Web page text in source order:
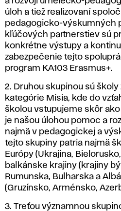
úloh a tiež realizovaní
pedagogicko-výskumných
kľúčových partnerstiev sú
konkrétne výstupy a
zabezpečenie tejto
program KA103 Erasmus+.
2. Druhou skupinou sú
kategórie Misia, kde do
školou vstupujeme skôr
je našou úlohou pomoc a
najmä v pedagogickej a
tejto skupiny patria najmä
Európy (Ukrajina,
balkánske krajiny (krajiny
Rumunska, Bulharska a
(Gruzínsko, Arménsko,
3. Treťou významnou